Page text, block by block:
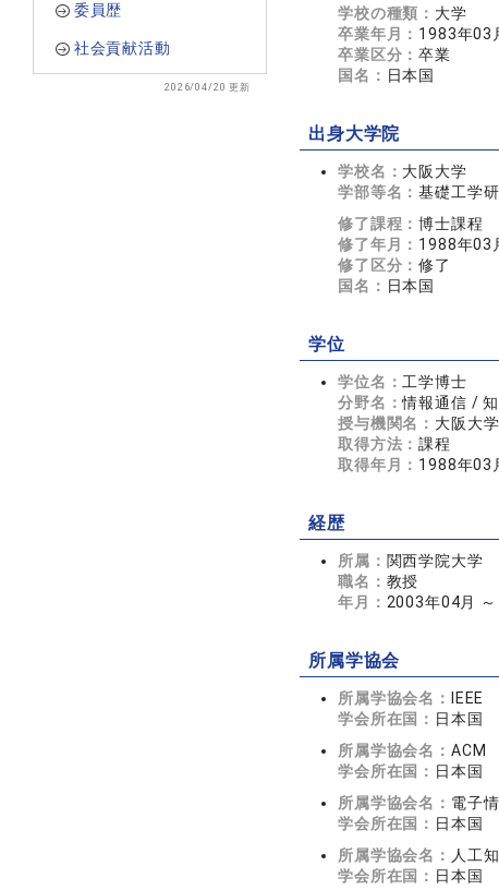
委員歴
社会貢献活動
2026/04/20 更新
学校の種類： 大学
卒業年月： 1983年03
卒業区分：卒業
国名： 日本国
出身大学院
学校名： 大阪大学
学部等名：基礎工学
修了課程：博士課程
修了年月： 1988年03
修了区分：修了
国名： 日本国
学位
学位名： 工学博士
分野名：情報通信 /
授与機関名： 大阪大学
取得方法：課程
取得年月： 1988年03
経歴
所属： 関西学院大学
職名： 教授
年月： 2003年04月 ～
所属学協会
所属学協会名：
IEEE
学会所在国： 日本国
所属学協会名： ACM
学会所在国： 日本国
所属学協会名： 電子
学会所在国： 日本国
所属学協会名： 人工
学会所在国： 日本国